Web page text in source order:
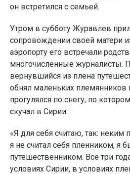
он встретился с семьей.
Утром в субботу Журавлев
сопровождении своей матери
аэропорту его встречали
многочисленные журналисты.
вернувшийся из плена
обнял маленьких племянников
прогулялся по снегу, по
скучал в Сирии.
«Я для себя считаю, так: неким
я не считал себя пленником, я
путешественником. Все три
условиях Сирии, в условиях